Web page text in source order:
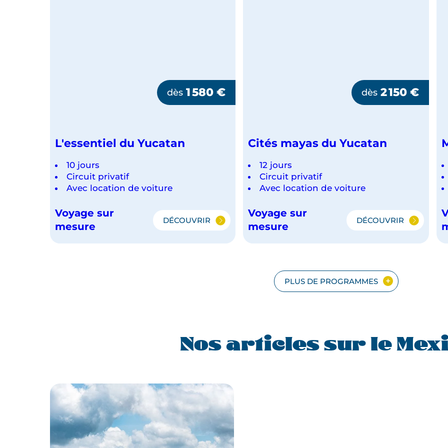
dès 1 580€
L'essentiel du Yucatan
10 jours
Circuit privatif
Avec location de voiture
Voyage sur
mesure
DÉCOUVRIR
L'ESSENTIEL
YUCATAN
dès 2 150 €
Cités mayas du Yucatan
12 jours
Circuit privatif
Avec location de voiture
Voyage sur
mesure
DÉCOUVRIR
CITÉS
DU
PLUS DE PROGRAMMES
Nos articles sur le